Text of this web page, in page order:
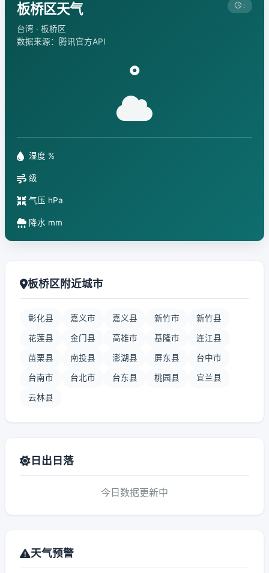
板桥区天气
台湾 · 板桥区
数据来源：腾讯官方API
:
°
湿度 %
级
气压 hPa
降水 mm
板桥区附近城市
彰化县 嘉义市 嘉义县 新竹市 新竹县
花莲县 金门县 高雄市 基隆市 连江县
苗栗县 南投县 澎湖县 屏东县 台中市
台南市 台北市 台东县 桃园县 宜兰县
云林县
日出日落
今日数据更新中
天气预警